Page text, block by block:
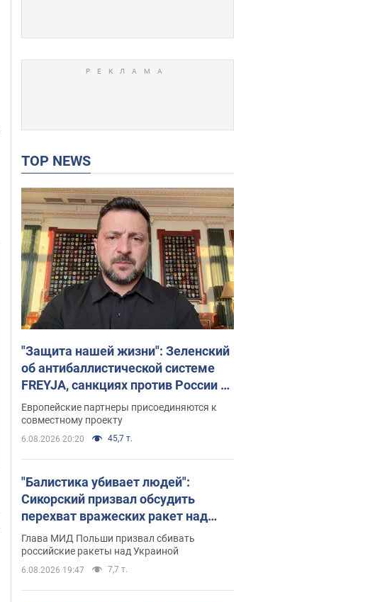
TOP NEWS
"Защита нашей жизни": Зеленский
об антибаллистической системе
FREYJA, санкциях против России и
поддержке аграриев. Видео
Европейские партнеры присоединяются к
совместному проекту
6.08.2026 20:20 45,7 т.
"Балистика убивает людей":
Сикорский призвал обсудить
перехват вражеских ракет над
Украиной
Глава МИД Польши призвал сбивать
российские ракеты над Украиной
6.08.2026 19:47 7,7 т.